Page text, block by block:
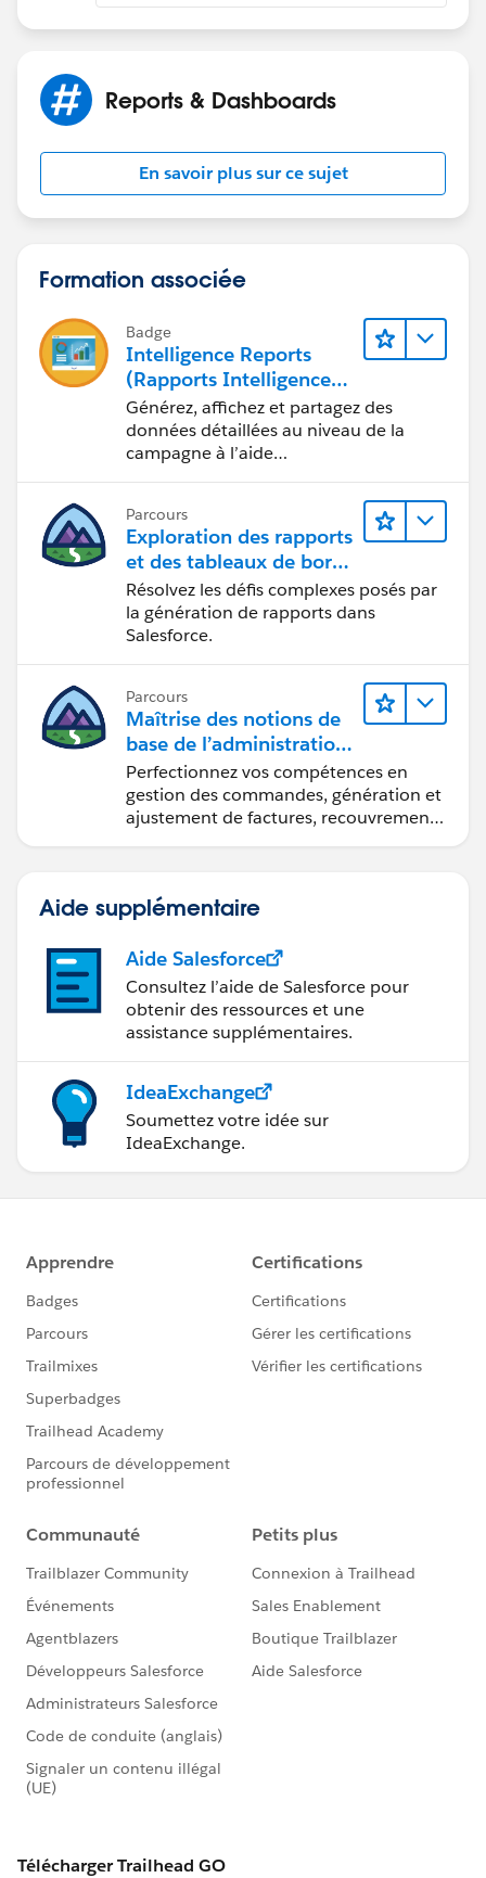
Reports & Dashboards
En savoir plus sur ce sujet
Formation associée
Badge
Intelligence Reports
(Rapports Intelligence)
pour Engagement
Générez, affichez et partagez des
données détaillées au niveau de la
campagne à l’aide
Parcours
Exploration des rapports
et des tableaux de bord
Lightning Experience
Résolvez les défis complexes posés par
la génération de rapports dans
Salesforce.
Parcours
Maîtrise des notions de
base de l’administration
de Salesforce Billing
Perfectionnez vos compétences en
gestion des commandes, génération et
ajustement de factures, recouvrement
Aide supplémentaire
Aide Salesforce
Consultez l’aide de Salesforce pour
obtenir des ressources et une
assistance supplémentaires.
IdeaExchange
Soumettez votre idée sur
IdeaExchange.